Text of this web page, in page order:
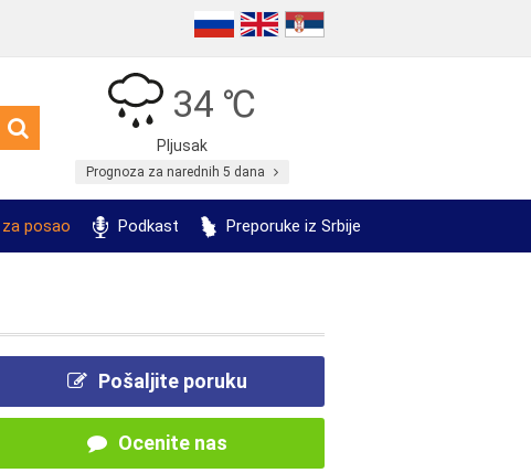
34 ℃
Pljusak
Prognoza za narednih 5 dana
posao Podkast Preporuke iz Srbije
Pošaljite poruku
Ocenite nas